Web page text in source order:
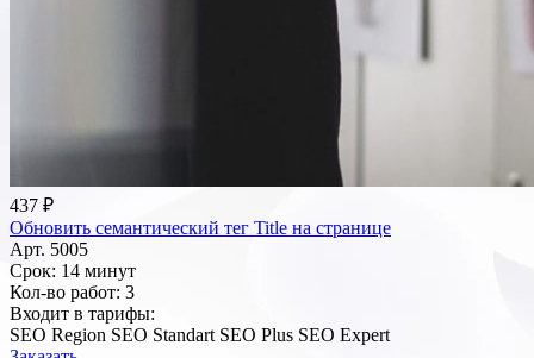
437 ₽
Обновить семантический тег Title на странице
Арт. 5005
Срок: 14 минут
Кол-во работ: 3
Входит в тарифы:
SEO Region SEO Standart SEO Plus SEO Expert